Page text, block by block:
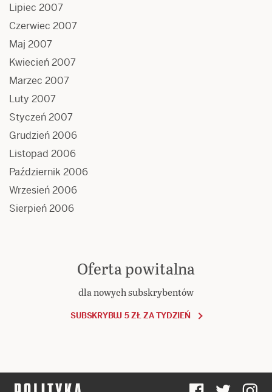
Lipiec 2007
Czerwiec 2007
Maj 2007
Kwiecień 2007
Marzec 2007
Luty 2007
Styczeń 2007
Grudzień 2006
Listopad 2006
Październik 2006
Wrzesień 2006
Sierpień 2006
Oferta powitalna
dla nowych subskrybentów
SUBSKRYBUJ 5 ZŁ ZA TYDZIEŃ